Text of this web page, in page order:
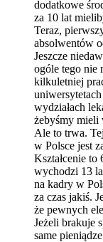
dodatkowe
za 10 lat
Teraz,
absolwentów
Jeszcze
ogóle tego nie
kilkuletniej
wydziałach
żebyśmy mieli
Ale to trwa.
w Polsce jest
Kształcenie to
wychodzi 13
na kadry w
za czas jakiś.
że pewnych
Jeżeli brakuje
same